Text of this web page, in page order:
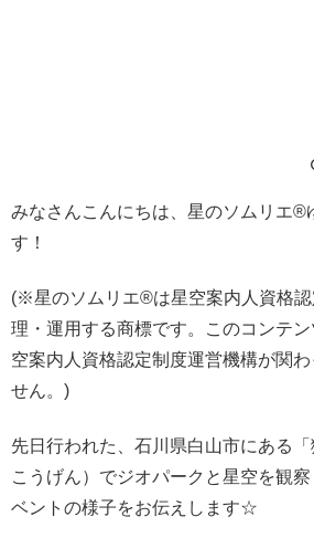
みなさんこんにちは、星のソムリエ®︎
す！
(※星のソムリエ®︎は星空案内人資格
理・運用する商標です。このコンテ
空案内人資格認定制度運営機構が関
せん。)
先日行われた、石川県白山市にある「
こうげん）でジオパークと星空を観
ベントの様子をお伝えします☆